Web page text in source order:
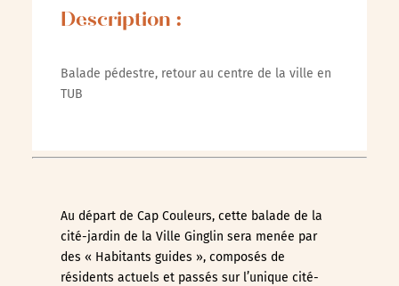
Description :
Balade pédestre, retour au centre de la ville en
TUB
Au départ de Cap Couleurs, cette balade de la
cité-jardin de la Ville Ginglin sera menée par
des « Habitants guides », composés de
résidents actuels et passés sur l’unique cité-